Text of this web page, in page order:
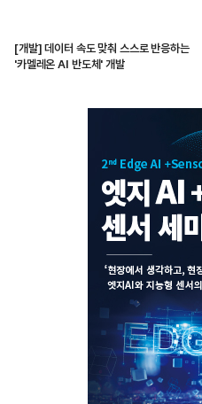
[개발] 데이터 속도 맞춰 스스로 반응하는
'카멜레온 AI 반도체' 개발